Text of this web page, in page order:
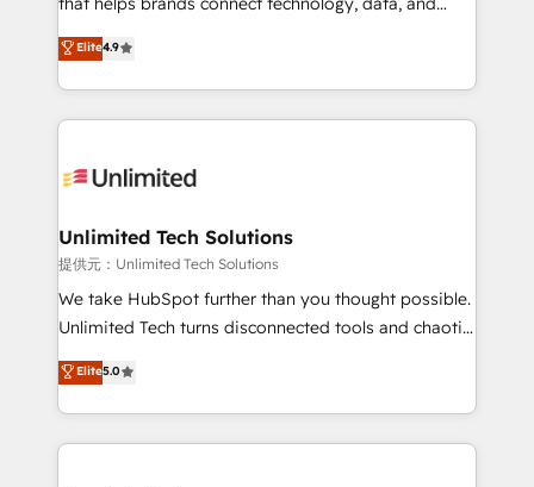
retention—by refining processes and eliminating
inefficiencies. Using HubSpot tools and data-driven
creativity to achieve measurable results. Founded in
Barcelona and operating across Spain, LATAM, and
the UK, we support global companies in building
smarter marketing, sales, and customer success
Iberia (Spain & Portugal), we combine human insight
growth. Our multidisciplinary team designs solutions
that simplify complexity, boost performance, and
turn innovation into real impact. 🌍 Highlights •
HubSpot Partner since 2012 • 2022 EMEA Impact
projects • Clients in 30+ industries • Proprietary
technology for integrations • Multilingual team:
Elite4.9
Unlimited Tech Solutions
提供元：Unlimited Tech Solutions
We take HubSpot further than you thought possible.
Unlimited Tech turns disconnected tools and chaotic
processes into a seamless, high-performing revenue
engine. We combine RevOps strategy with deep
technical execution to help teams scale faster—with
cleaner data, smarter automation, and more
Elite5.0